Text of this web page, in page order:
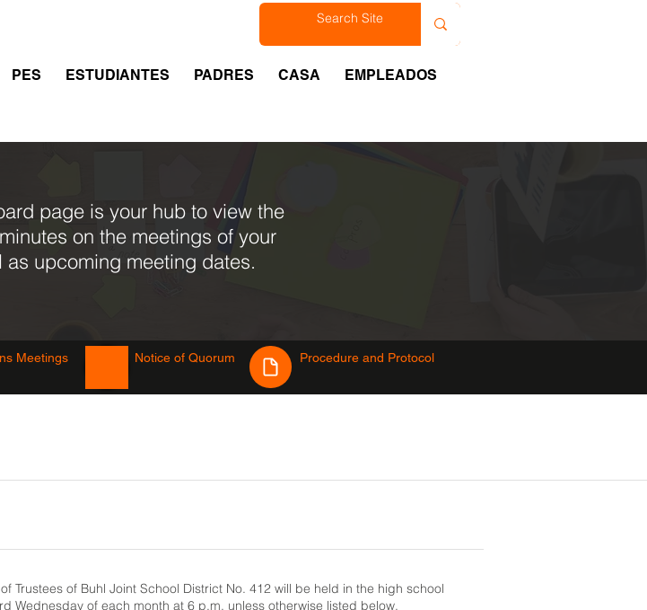
PES ESTUDIANTES PADRES CASA EMPLEADOS
page is your hub to view the
on the meetings of your
as upcoming meeting dates.
Meetings Notice of Quorum Procedure and Protocol
Trustees of Buhl Joint School District No. 412 will be held in the high school
Wednesday of each month at 6 p.m. unless otherwise listed below.